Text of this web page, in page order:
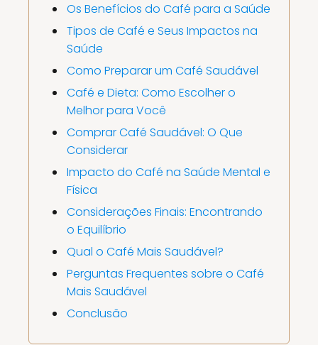
Os Benefícios do Café para a Saúde
Tipos de Café e Seus Impactos na
Saúde
Como Preparar um Café Saudável
Café e Dieta: Como Escolher o
Melhor para Você
Comprar Café Saudável: O Que
Considerar
Impacto do Café na Saúde Mental e
Física
Considerações Finais: Encontrando
o Equilíbrio
Qual o Café Mais Saudável?
Perguntas Frequentes sobre o Café
Mais Saudável
Conclusão